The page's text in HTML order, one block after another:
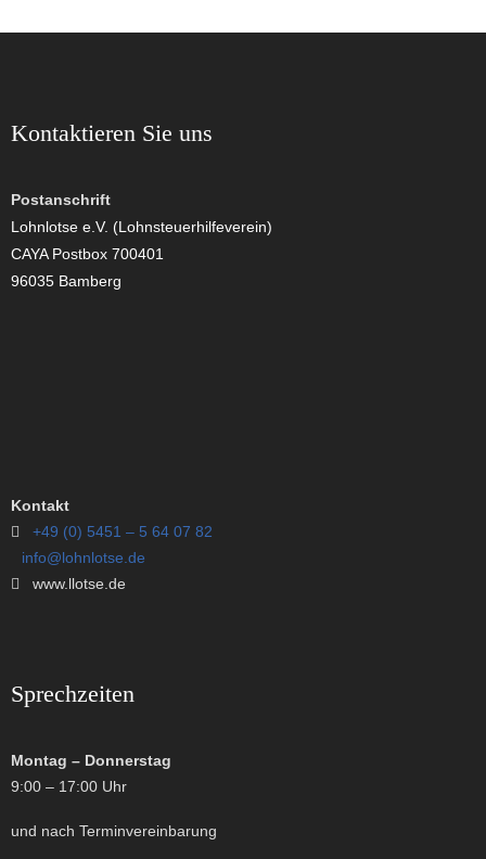
Kontaktieren Sie uns
Postanschrift
Lohnlotse e.V. (Lohnsteuerhilfeverein)
CAYA Postbox 700401
96035 Bamberg
Kontakt
+49 (0) 5451 – 5 64 07 82
info@lohnlotse.de
www.llotse.de
Sprechzeiten
Montag – Donnerstag
9:00 – 17:00 Uhr
und nach Terminvereinbarung